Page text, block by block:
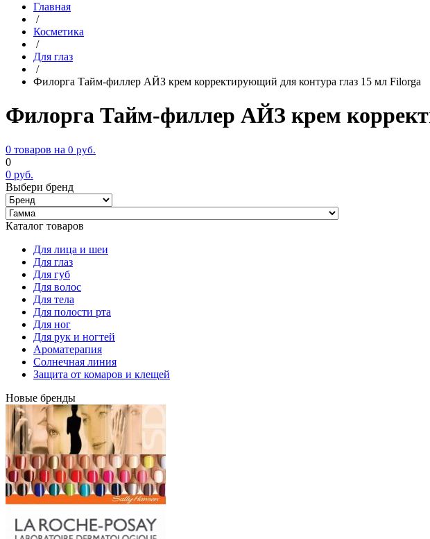
Главная
/
Косметика
/
Для глаз
/
Филорга Тайм-филлер АЙЗ крем корректирующий для контура глаз 15 мл Filorga
Филорга Тайм-филлер АЙЗ крем
0 товаров на 0 руб.
0
0 руб.
Выбери бренд
Каталог товаров
Для лица и шеи
Для глаз
Для губ
Для волос
Для тела
Для полости рта
Для ног
Для рук и ногтей
Ароматерапия
Солнечная линия
Защита от комаров и клещей
Новые бренды